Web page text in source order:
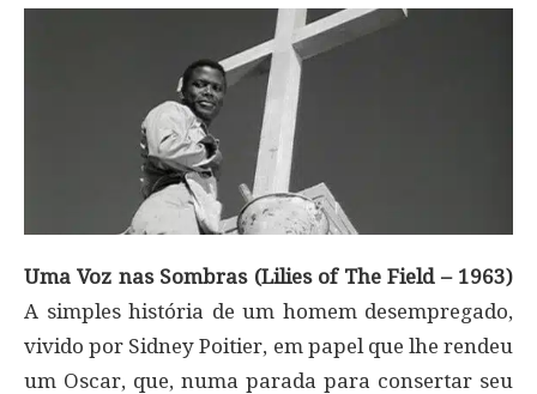
Uma Voz nas Sombras (Lilies of The Field – 1963)
A simples história de um homem desempregado,
vivido por Sidney Poitier, em papel que lhe rendeu
um Oscar, que, numa parada para consertar seu